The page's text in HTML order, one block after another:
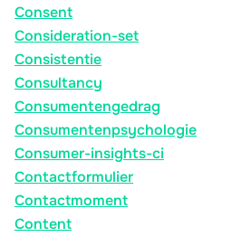
Consent
Consideration-set
Consistentie
Consultancy
Consumentengedrag
Consumentenpsychologie
Consumer-insights-ci
Contactformulier
Contactmoment
Content